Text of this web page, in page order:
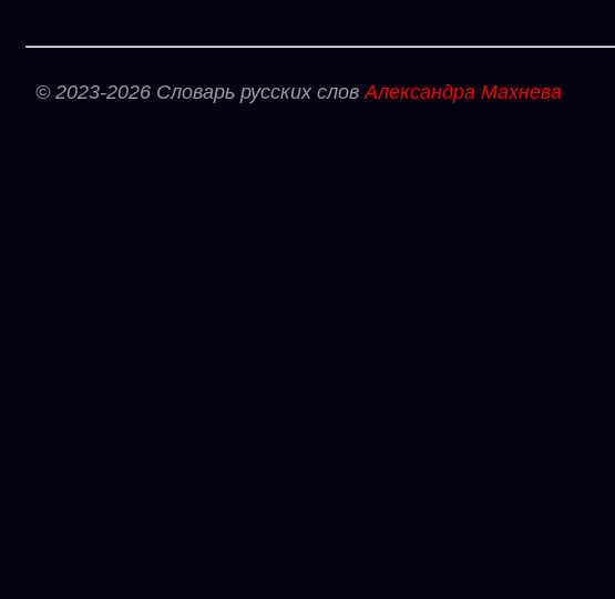
© 2023-2026 Словарь русских словАлександра Махнева